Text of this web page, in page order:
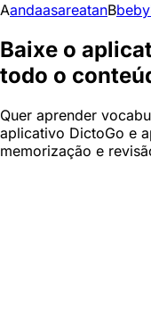
AandaasareatanBbeby
Baixe o
todo o
Quer aprender
aplicativo DictoGo e
memorização e